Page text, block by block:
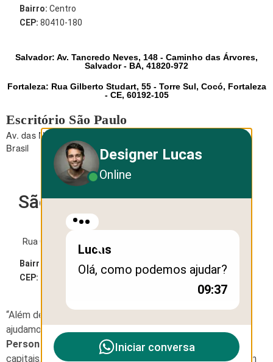
Bairro: Centro
CEP: 80410-180
Salvador: Av. Tancredo Neves, 148 - Caminho das Árvores,
Salvador - BA, 41820-972
Fortaleza: Rua Gilberto Studart, 55 - Torre Sul, Cocó, Fortaleza
- CE, 60192-105
Escritório São Paulo
Av. das Nações Unidas, 12.495 - Brooklin - São Paulo - SP -
Brasil
São Paulo
Rua George Ohm, 230 - Torre B
Bairro:
Cidade Monções
CEP:
“Além de soluções de design e webdesign, também
ajudamos empresas comBrindes Corporativos
Personalizados que no Brasil entregamos
capitais,regiões metropolitanas e em todos interiores com
Designer Lucas
Online
Lucas
Olá, como podemos ajudar?
09:37
Iniciar conversa